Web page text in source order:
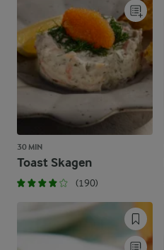
30 MIN
Toast Skagen
(190)